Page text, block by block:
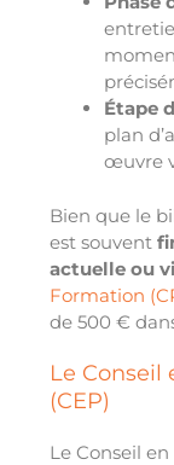
Étape
plan
œuvre
Bien que le
est souvent
actuelle ou
Formation
de 500 €
Le Conseil
(CEP)
Le Conseil